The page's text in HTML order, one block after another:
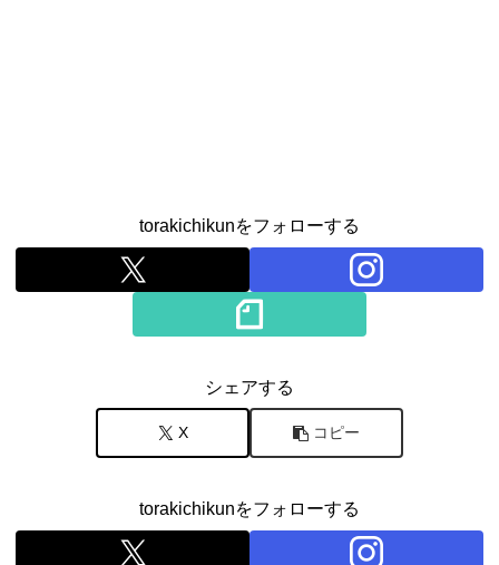
torakichikunをフォローする
シェアする
X コピー
torakichikunをフォローする